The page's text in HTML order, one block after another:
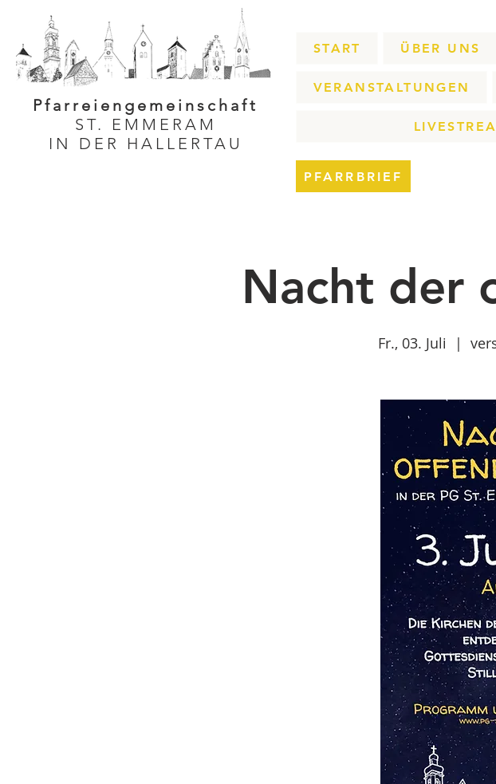
START ÜBER UNS
VERANSTALTUNGEN
Pfarreiengemeinschaft
ST. EMMERAM
IN DER HALLERTAU
PFARRBRIEF
Nacht der
Fr., 03. Juli
  |